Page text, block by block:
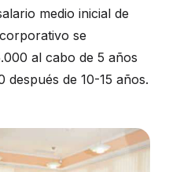
medio inicial de
se
al cabo de 5 años
después de 10-15 años.